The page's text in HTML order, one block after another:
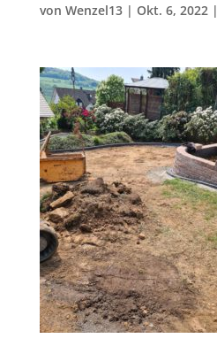
von Wenzel13| Okt. 6, 2022|